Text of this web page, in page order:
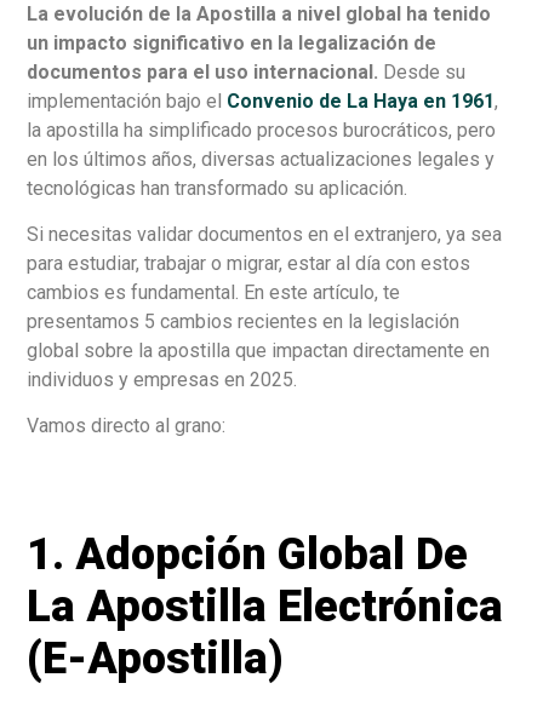
La evolución de la Apostilla a nivel global ha tenido
un impacto significativo en la legalización de
documentos para el uso internacional. Desde su
implementación bajo el Convenio de La Haya en 1961,
la apostilla ha simplificado procesos burocráticos, pero
en los últimos años, diversas actualizaciones legales y
tecnológicas han transformado su aplicación.
Si necesitas validar documentos en el extranjero, ya sea
para estudiar, trabajar o migrar, estar al día con estos
cambios es fundamental. En este artículo, te
presentamos 5 cambios recientes en la legislación
global sobre la apostilla que impactan directamente en
individuos y empresas en 2025.
Vamos directo al grano:
1. Adopción Global De
La Apostilla Electrónica
(e-Apostilla)